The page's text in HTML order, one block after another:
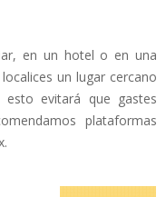
en un hotel o en una
un lugar cercano
evitará que gastes
plataformas